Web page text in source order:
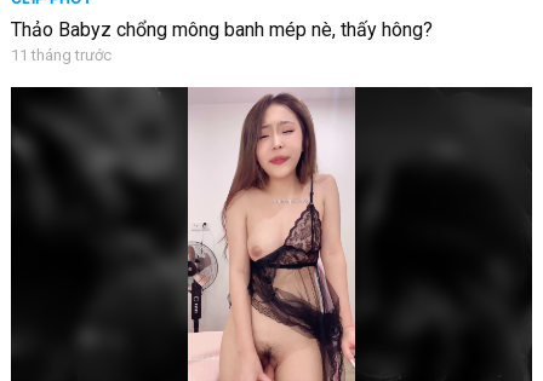
Thảo Babyz chổng mông banh mép nè, thấy hông?
11 tháng trước